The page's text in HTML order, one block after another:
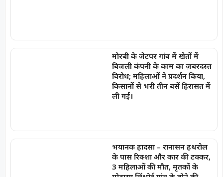
मोरबी के जेटपर गांव में खेतों में
बिजली कंपनी के काम का ज़बरदस्त
विरोध; महिलाओं ने प्रदर्शन किया,
किसानों से भरी तीन बसें हिरासत में
ली गईं।
भयानक हादसा – रानासन हथरोल
के पास रिक्शा और कार की टक्कर,
3 महिलाओं की मौत, मृतकों के